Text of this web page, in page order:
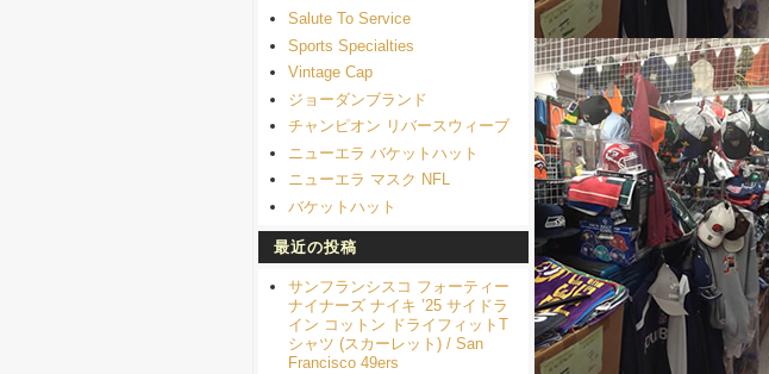
Salute To Service
Sports Specialties
Vintage Cap
ジョーダンブランド
チャンピオン リバースウィーブ
ニューエラ バケットハット
ニューエラ マスク NFL
バケットハット
最近の投稿
サンフランシスコ フォーティー
ナイナーズ ナイキ ’25 サイドラ
イン コットン ドライフィットT
シャツ (スカーレット) / San
Francisco 49ers